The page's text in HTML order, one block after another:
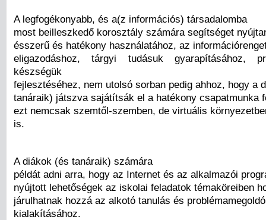
A legfogékonyabb, és a(z információs) társadalomba
most beilleszkedő korosztály számára segítséget
ésszerű és hatékony használatához, az
eligazodáshoz, tárgyi tudásuk gyarapításához,
készségük
fejlesztéséhez, nem utolsó sorban pedig ahhoz, hogy a
tanáraik) játszva sajátítsák el a hatékony csapatmunka
ezt nemcsak szemtől-szemben, de virtuális
is.
A diákok (és tanáraik) számára
példát adni arra, hogy az Internet és az alkalmazói
nyújtott lehetőségek az iskolai feladatok témaköreiben
járulhatnak hozzá az alkotó tanulás és
kialakításához.